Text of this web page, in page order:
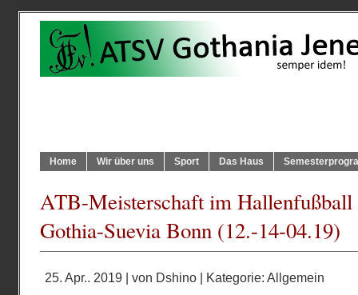
Home Wir über uns Sport Das Haus
ATB-Meisterschaft im
Gothia-Suevia Bonn (12.-14-04.19)
25. Apr.. 2019 | von Dshino | Kategorie: Allgemein